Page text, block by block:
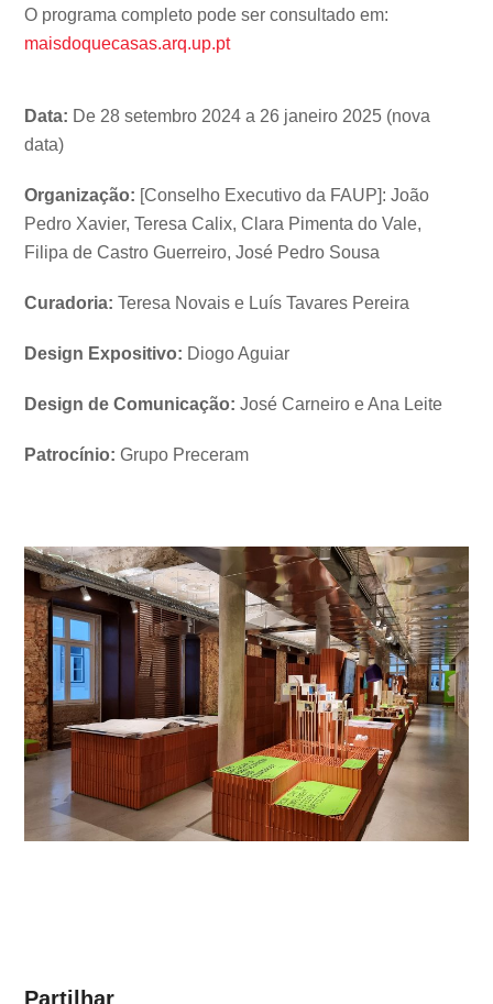
O programa completo pode ser consultado em:
maisdoquecasas.arq.up.pt
Data: De 28 setembro 2024 a 26 janeiro 2025 (nova
data)
Organização: [Conselho Executivo da FAUP]: João
Pedro Xavier, Teresa Calix, Clara Pimenta do Vale,
Filipa de Castro Guerreiro, José Pedro Sousa
Curadoria: Teresa Novais e Luís Tavares Pereira
Design Expositivo: Diogo Aguiar
Design de Comunicação: José Carneiro e Ana Leite
Patrocínio: Grupo Preceram
Partilhar